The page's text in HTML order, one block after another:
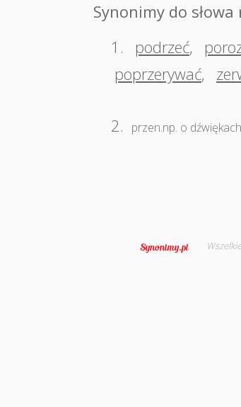
Synonimy do słowa
1.
podrzeć,
poprzerywać,
2. przen.np. o dźwiękach